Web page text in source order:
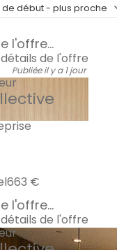
l'offre...
de l'offre
Publiée il y a 1 jour
663 €
l'offre...
de l'offre